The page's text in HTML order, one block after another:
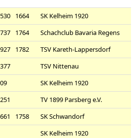
1664
SK Kelheim 1920
1764
Schachclub Bavaria Regens
1782
TSV Kareth-Lappersdorf
TSV Nittenau
SK Kelheim 1920
TV 1899 Parsberg e.V.
1758
SK Schwandorf
SK Kelheim 1920